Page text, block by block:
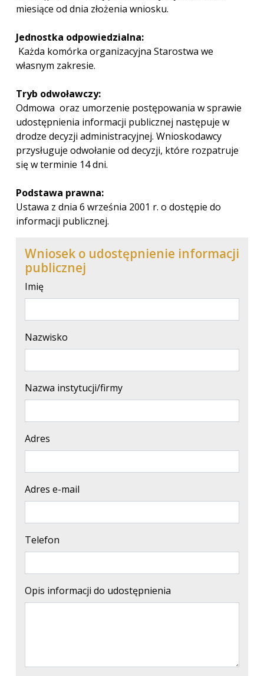
miesiące od dnia złożenia wniosku.
Jednostka odpowiedzialna:
Każda komórka organizacyjna Starostwa we
własnym zakresie.
Tryb odwoławczy:
Odmowa oraz umorzenie postępowania w sprawie
udostępnienia informacji publicznej następuje w
drodze decyzji administracyjnej. Wnioskodawcy
przysługuje odwołanie od decyzji, które rozpatruje
się w terminie 14 dni.
Podstawa prawna:
Ustawa z dnia 6 września 2001 r. o dostępie do
informacji publicznej.
Wniosek o udostępnienie informacji
publicznej
Imię
Nazwisko
Nazwa instytucji/firmy
Adres
Adres e-mail
Telefon
Opis informacji do udostępnienia